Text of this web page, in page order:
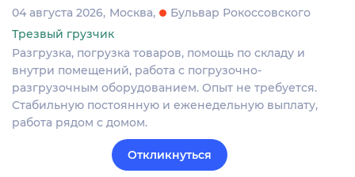
04 августа 2026 Москва
Бульвар Рокоссовского
Трезвый грузчик
Разгрузка, погрузка товаров, помощь по складу и
внутри помещений, работа с погрузочно-
разгрузочным оборудованием. Опыт не требуется.
Стабильную постоянную и еженедельную выплату,
работа рядом с домом.
Откликнуться